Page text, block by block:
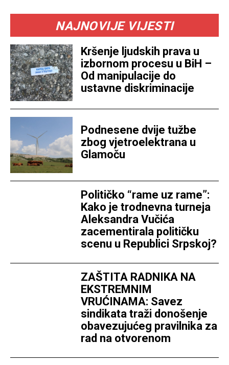
NAJNOVIJE VIJESTI
Kršenje ljudskih prava u
izbornom procesu u BiH –
Od manipulacije do
ustavne diskriminacije
Podnesene dvije tužbe
zbog vjetroelektrana u
Glamoču
Političko “rame uz rame”:
Kako je trodnevna turneja
Aleksandra Vučića
zacementirala političku
scenu u Republici Srpskoj?
ZAŠTITA RADNIKA NA
EKSTREMNIM
VRUĆINAMA: Savez
sindikata traži donošenje
obavezujućeg pravilnika za
rad na otvorenom